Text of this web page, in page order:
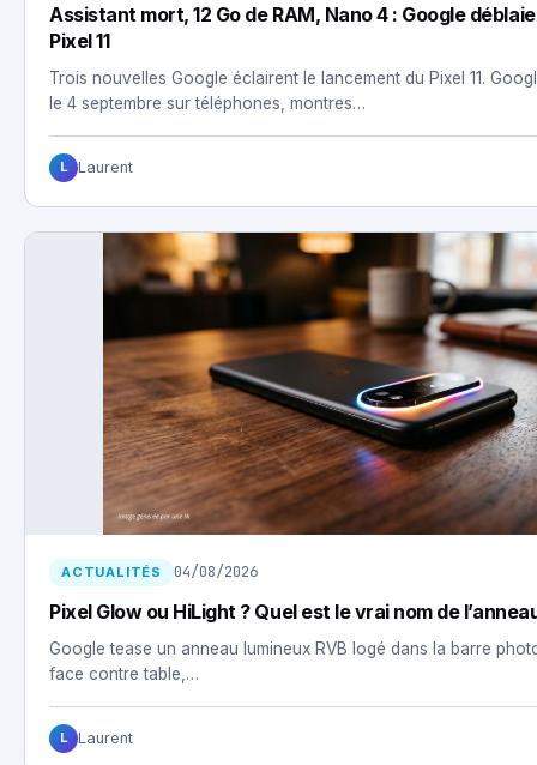
Assistant mort, 12 Go de RAM, Nano 4 : Google
Pixel 11
Trois nouvelles Google éclairent le lancement du Pixel 11.
le 4 septembre sur téléphones, montres…
L Laurent
ACTUALITÉS 04/08/2026
Pixel Glow ou HiLight ? Quel est le vrai nom de
Google tease un anneau lumineux RVB logé dans la barre
face contre table,…
L Laurent